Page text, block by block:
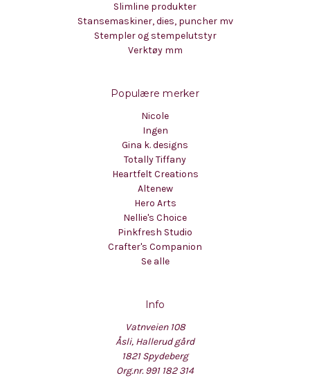
Slimline produkter
Stansemaskiner, dies, puncher mv
Stempler og stempelutstyr
Verktøy mm
Populære merker
Nicole
Ingen
Gina k. designs
Totally Tiffany
Heartfelt Creations
Altenew
Hero Arts
Nellie's Choice
Pinkfresh Studio
Crafter's Companion
Se alle
Info
Vatnveien 108
Åsli, Hallerud gård
1821 Spydeberg
Org.nr. 991 182 314